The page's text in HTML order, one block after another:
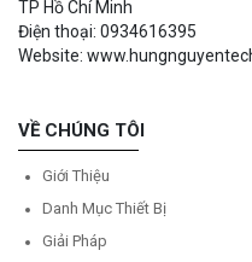
TP Hồ Chí Minh
Điện thoại: 0934616395
Website:
VỀ CHÚNG TÔI
Giới Thiệu
Danh Mục Thiết Bị
Giải Pháp